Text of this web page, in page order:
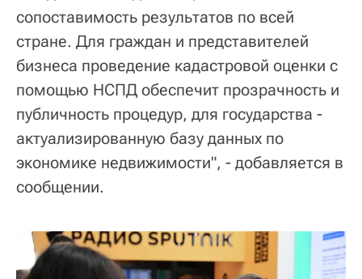
сопоставимость результатов по всей
стране. Для граждан и представителей
бизнеса проведение кадастровой оценки с
помощью НСПД обеспечит прозрачность и
публичность процедур, для государства -
актуализированную базу данных по
экономике недвижимости", - добавляется в
сообщении.